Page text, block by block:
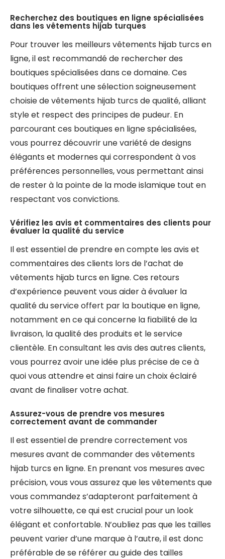
Recherchez des boutiques en ligne spécialisées
dans les vêtements hijab turques
Pour trouver les meilleurs vêtements hijab turcs en
ligne, il est recommandé de rechercher des
boutiques spécialisées dans ce domaine. Ces
boutiques offrent une sélection soigneusement
choisie de vêtements hijab turcs de qualité, alliant
style et respect des principes de pudeur. En
parcourant ces boutiques en ligne spécialisées,
vous pourrez découvrir une variété de designs
élégants et modernes qui correspondent à vos
préférences personnelles, vous permettant ainsi
de rester à la pointe de la mode islamique tout en
respectant vos convictions.
Vérifiez les avis et commentaires des clients pour
évaluer la qualité du service
Il est essentiel de prendre en compte les avis et
commentaires des clients lors de l’achat de
vêtements hijab turcs en ligne. Ces retours
d’expérience peuvent vous aider à évaluer la
qualité du service offert par la boutique en ligne,
notamment en ce qui concerne la fiabilité de la
livraison, la qualité des produits et le service
clientèle. En consultant les avis des autres clients,
vous pourrez avoir une idée plus précise de ce à
quoi vous attendre et ainsi faire un choix éclairé
avant de finaliser votre achat.
Assurez-vous de prendre vos mesures
correctement avant de commander
Il est essentiel de prendre correctement vos
mesures avant de commander des vêtements
hijab turcs en ligne. En prenant vos mesures avec
précision, vous vous assurez que les vêtements que
vous commandez s’adapteront parfaitement à
votre silhouette, ce qui est crucial pour un look
élégant et confortable. N’oubliez pas que les tailles
peuvent varier d’une marque à l’autre, il est donc
préférable de se référer au guide des tailles